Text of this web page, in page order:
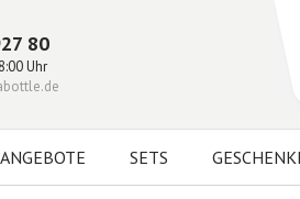
80
Uhr
ANGEBOTE SETS